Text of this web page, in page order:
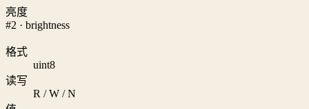
亮度
#2 · brightness
格式
uint8
读写
R / W / N